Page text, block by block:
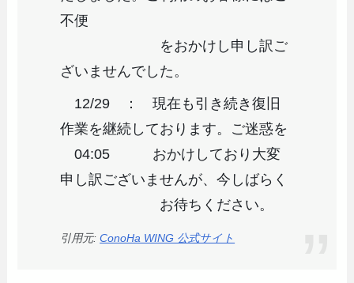
不便
をおかけし申し訳ご
ざいませんでした。
12/29 ： 現在も引き続き復旧
作業を継続しております。ご迷惑を
04:05 おかけしており大変
申し訳ございませんが、今しばらく
お待ちください。
引用元:ConoHa WING 公式サイト